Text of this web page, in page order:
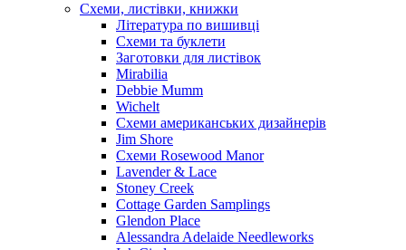
Схеми, листівки, книжки
Література по вишивці
Схеми та буклети
Заготовки для листівок
Mirabilia
Debbie Mumm
Wichelt
Схеми американських дизайнерів
Jim Shore
Cхеми Rosewood Manor
Lavender & Lace
Stoney Creek
Cottage Garden Samplings
Glendon Place
Alessandra Adelaide Needleworks